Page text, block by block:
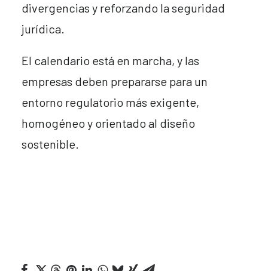
divergencias y reforzando la seguridad
jurídica.
El calendario está en marcha, y las
empresas deben prepararse para un
entorno regulatorio más exigente,
homogéneo y orientado al diseño
sostenible.